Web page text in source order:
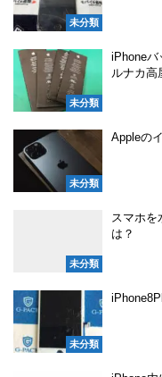
未分類
未分類
iPhone
ルナカ高
未分類
Appleの
未分類
スマホを
は？
未分類